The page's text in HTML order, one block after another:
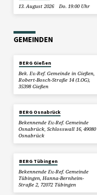
13. August 2026
Do. 19:00 Uhr
GEMEINDEN
BERG Gießen
Bek. Ev.-Ref. Gemeinde in Gießen,
Robert-Bosch-Straße 14 (1.OG),
35398 Gießen
BERG Osnabrück
Bekennende Ev.-Ref. Gemeinde
Osnabrück, Schlosswall 16, 49080
Osnabrück
BERG Tübingen
Bekennende Ev.-Ref. Gemeinde
Tübingen, Hanna-Bernheim-
Straße 2, 72072 Tübingen